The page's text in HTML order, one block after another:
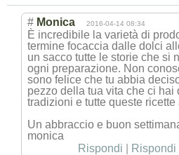
# Monica 2016-04-14 08:34
È incredibile la varietà di
termine focaccia dalle dolci
un sacco tutte le storie che si
ogni preparazione. Non
sono felice che tu abbia
pezzo della tua vita che ci hai
tradizioni e tutte queste ricette
Un abbraccio e buon
monica
Rispondi